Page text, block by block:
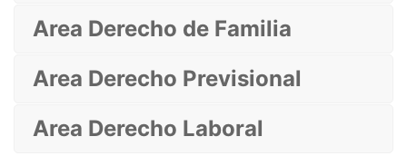
Area Derecho de Familia
Area Derecho Previsional
Area Derecho Laboral